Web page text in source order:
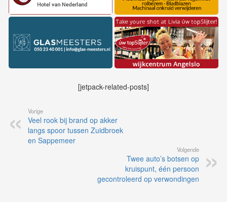
[jetpack-related-posts]
Vorige
Veel rook bij brand op akker
langs spoor tussen Zuidbroek
en Sappemeer
Volgende
Twee auto’s botsen op
kruispunt, één persoon
gecontroleerd op verwondingen